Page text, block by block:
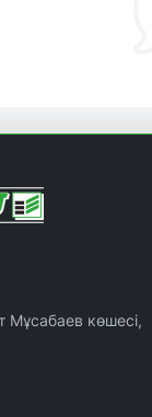
Мұсабаев көшесі,